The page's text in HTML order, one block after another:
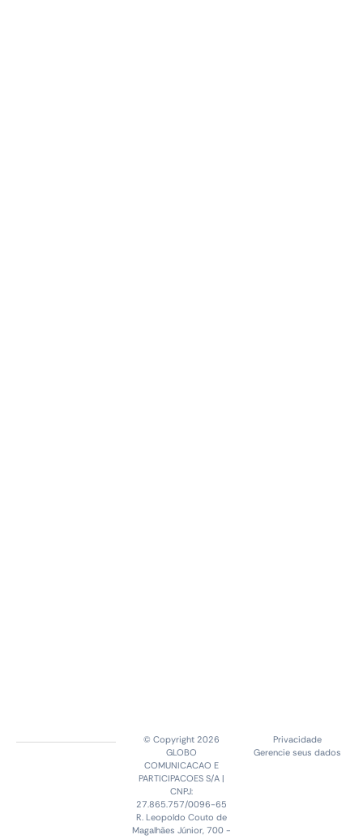
© Copyright 2026
GLOBO
COMUNICACAO E
PARTICIPACOES S/A |
CNPJ:
27.865.757/0096-65
R. Leopoldo Couto de
Magalhães Júnior, 700 -
Privacidade
Gerencie seus dados